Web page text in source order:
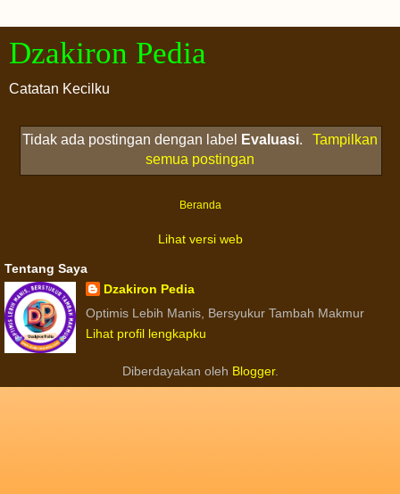
Dzakiron Pedia
Catatan Kecilku
Tidak ada postingan dengan label Evaluasi.
Tampilkan
semua postingan
Beranda
Lihat versi web
Tentang Saya
Dzakiron Pedia
Optimis Lebih Manis, Bersyukur Tambah Makmur
Lihat profil lengkapku
Diberdayakan oleh Blogger.